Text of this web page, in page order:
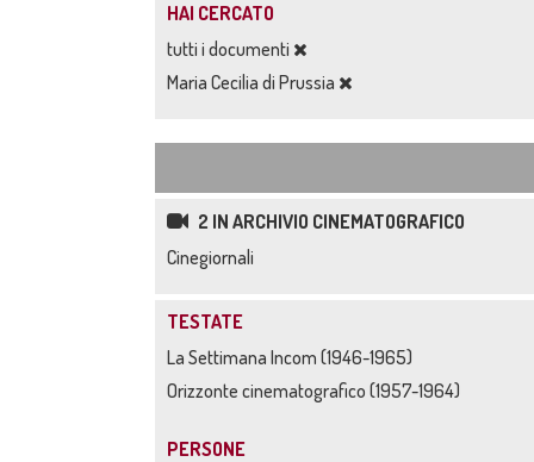
HAI CERCATO
tutti i documenti
Maria Cecilia di Prussia
2 IN ARCHIVIO CINEMATOGRAFICO
Cinegiornali
TESTATE
La Settimana Incom (1946-1965)
Orizzonte cinematografico (1957-1964)
PERSONE